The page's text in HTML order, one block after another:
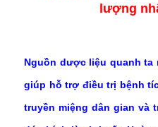
lượng
Nguồn dược liệu quanh ta
giúp hỗ trợ điều trị bệnh
truyền miệng dân gian và